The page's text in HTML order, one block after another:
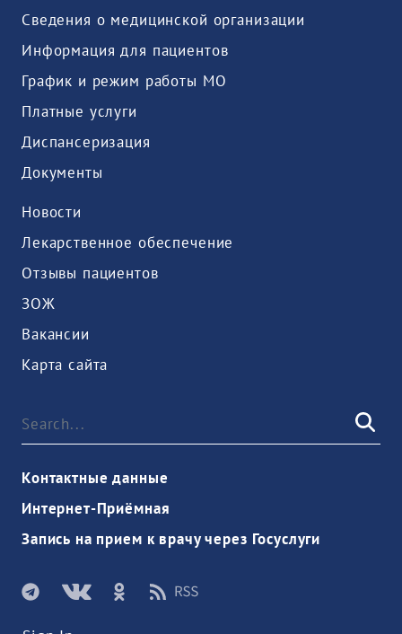
Сведения о медицинской организации
Информация для пациентов
График и режим работы МО
Платные услуги
Диспансеризация
Документы
Новости
Лекарственное обеспечение
Отзывы пациентов
ЗОЖ
Вакансии
Карта сайта
Контактные данные
Интернет-Приёмная
Запись на прием к врачу через Госуслуги